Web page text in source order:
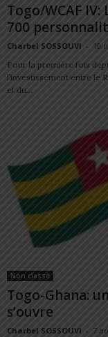
Togo/WCAF
700
Charbel SOSSOUVI - 10
Pour la première fois
l’investissement entre le
et du...
Non classé
Togo-Ghana:
s’ouvre
Charbel SOSSOUVI - 7